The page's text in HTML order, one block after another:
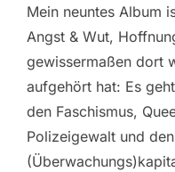
Mein neuntes Album
Angst & Wut,
gewissermaßen dort
aufgehört hat: Es
den Faschismus,
Polizeigewalt und den